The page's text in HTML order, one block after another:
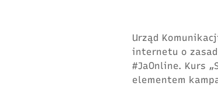
Urząd
internetu o
#JaOnline. Kurs
elementem